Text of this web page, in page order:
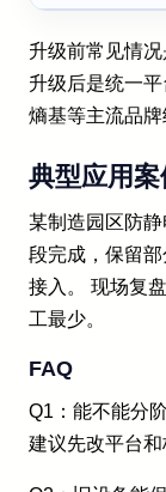
升级前常见情
升级后是统一
熵基等主流品牌
典型应用案
某制造园区防
段完成，保留
接入。 现场复
工最少。
FAQ
Q1：能不能分
建议先改平台和